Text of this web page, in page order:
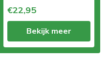
€22,95
Bekijk meer